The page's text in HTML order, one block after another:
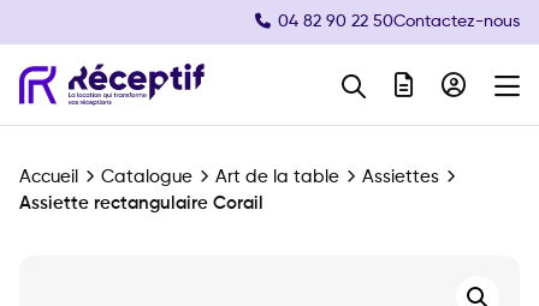
04 82 90 22 50Contactez-nous
Navigation principale
Accueil Catalogue Art de la table
Assiettes
Assiette rectangulaire Corail